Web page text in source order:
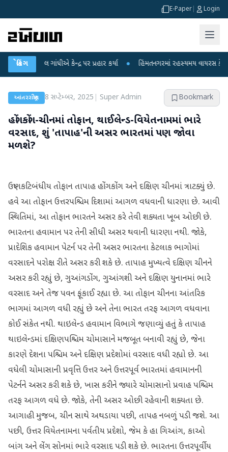
E-Paper Login
બ્રેકિંગ
ગાંધીએ કેન્દ્ર પર પ્રહાર કર્યા ● હિંમતનગરમાં રહસ્યમય વાયરસ કે ચાંદીપુરા? 6
આંતરરાષ્ટ્રીય 8 સપ્ટેમ્બર, 2025 Super Admin Bookmark
હોંગકોંગ-ચીનમાં તોફાન, થાઈલેન્ડ-વિયેતનામમાં ભારે
વરસાદ, શું 'તાપાહ'ની અસર ભારતમાં પણ જોવા
મળશે?
ઉષ્ણકટિબંધીય તોફાન તાપાહ હોંગકોંગ અને દક્ષિણ ચીનમાં ત્રાટક્યું છે.
હવે આ તોફાન ઉત્તરપશ્ચિમ દિશામાં આગળ વધવાની ધારણા છે. આવી
સ્થિતિમાં, આ તોફાન ભારતને અસર કરે તેવી શક્યતા ખૂબ ઓછી છે.
ભારતના હવામાન પર તેની સીધી અસર થવાની ધારણા નથી. જોકે,
પ્રાદેશિક હવામાન પેટર્ન પર તેની અસર ભારતના કેટલાક ભાગોમાં
વરસાદને પરોક્ષ રીતે અસર કરી શકે છે. તાપાહ મુખ્યત્વે દક્ષિણ ચીનને
અસર કરી રહ્યું છે, ગુઆંગડોંગ, ગુઆંગશી અને દક્ષિણ યુનાનમાં ભારે
વરસાદ અને તેજ પવન ફૂંકાઈ રહ્યા છે. આ તોફાન ચીનના આંતરિક
ભાગમાં આગળ વધી રહ્યું છે અને તેના ભારત તરફ આગળ વધવાના
કોઈ સંકેત નથી. થાઇલેન્ડ હવામાન વિભાગે જણાવ્યું હતું કે તાપાહ
થાઇલેન્ડમાં દક્ષિણપશ્ચિમ ચોમાસાને મજબૂત બનાવી રહ્યું છે, જેના
કારણે દેશના પશ્ચિમ અને દક્ષિણ પ્રદેશોમાં વરસાદ વધી રહ્યો છે. આ
વધેલી ચોમાસાની પ્રવૃત્તિ ઉત્તર અને ઉત્તરપૂર્વ ભારતમાં હવામાનની
પેટર્નને અસર કરી શકે છે, ખાસ કરીને જ્યારે ચોમાસાનો પ્રવાહ પશ્ચિમ
તરફ આગળ વધે છે. જોકે, તેની અસર ઓછી રહેવાની શક્યતા છે.
આગાહી મુજબ, ચીન સાથે અથડાયા પછી, તાપહ નબળું પડી જશે. આ
પછી, ઉત્તર વિયેતનામના પર્વતીય પ્રદેશો, જેમ કે હા ગિઆંગ, કાઓ
બાંગ અને લેંગ સોનમાં ભારે વરસાદ પડી શકે છે. ભારતના ઉત્તરપૂર્વીય